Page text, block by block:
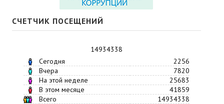
СЧЕТЧИК ПОСЕЩЕНИЙ
14934338
Сегодня
2256
Вчера
7820
На этой неделе
25683
В этом месяце
41859
Всего
14934338